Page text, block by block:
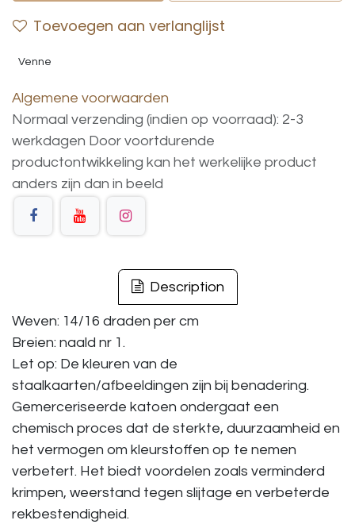
Toevoegen aan verlanglijst
Venne
Algemene voorwaarden
Normaal verzending (indien op voorraad): 2-3
werkdagen Door voortdurende
productontwikkeling kan het werkelijke product
anders zijn dan in beeld
Description
Weven: 14/16 draden per cm
Breien: naald nr 1.
Let op: De kleuren van de
staalkaarten/afbeeldingen zijn bij benadering.
Gemerceriseerde katoen ondergaat een
chemisch proces dat de sterkte, duurzaamheid en
het vermogen om kleurstoffen op te nemen
verbetert. Het biedt voordelen zoals verminderd
krimpen, weerstand tegen slijtage en verbeterde
rekbestendigheid.